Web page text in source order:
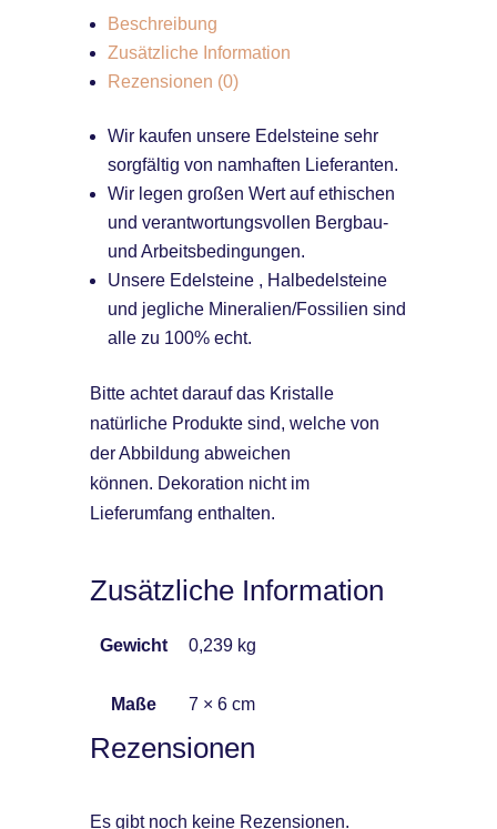
Uhr
Menge
Beschreibung
Zusätzliche Information
Rezensionen (0)
Wir kaufen unsere Edelsteine sehr
sorgfältig von namhaften Lieferanten.
Wir legen großen Wert auf ethischen
und verantwortungsvollen Bergbau-
und Arbeitsbedingungen.
Unsere Edelsteine , Halbedelsteine
und jegliche Mineralien/Fossilien sind
alle zu 100% echt.
Bitte achtet darauf das Kristalle
natürliche Produkte sind, welche von
der Abbildung abweichen
können. Dekoration nicht im
Lieferumfang enthalten.
Zusätzliche Information
Gewicht 0,239 kg
Maße 7 × 6 cm
Rezensionen
Es gibt noch keine Rezensionen.